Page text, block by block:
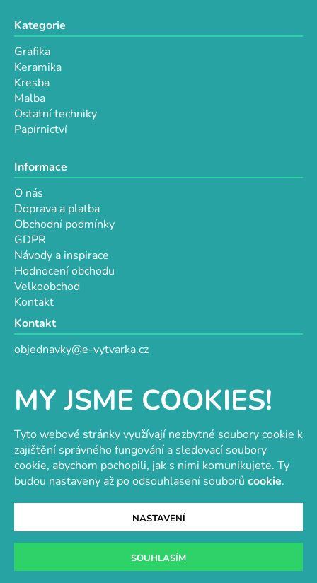
MY JSME COOKIES!
Tyto webové stránky využívají nezbytné soubory cookie k
zajištění správného fungování a sledovací soubory
cookie, abychom pochopili, jak s nimi komunikujete. Ty
budou nastaveny až po odsouhlasení souborů cookie.
NASTAVENÍ
SOUHLASÍM
Kategorie
Grafika
Keramika
Kresba
Malba
Ostatní techniky
Papírnictví
Informace
O nás
Doprava a platba
Obchodní podmínky
GDPR
Návody a inspirace
Hodnocení obchodu
Velkoobchod
Kontakt
Kontakt
objednavky@e-vytvarka.cz
Facebook
Velkoobchod s korálky a komponentyTvořit je radost
Vytvořil Shoptet
Copyright 2026e-vytvarka.cz. Všechna práva